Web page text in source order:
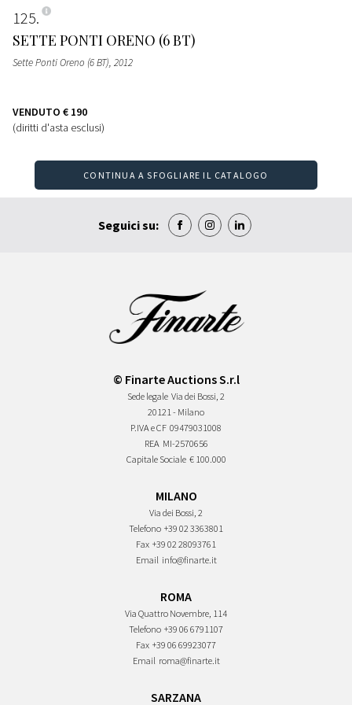
125
SETTE PONTI ORENO (6 BT)
Sette Ponti Oreno (6 BT), 2012
VENDUTO € 190
(diritti d'asta esclusi)
CONTINUA A SFOGLIARE IL CATALOGO
Seguici su:
© Finarte Auctions S.r.l
Sede legale Via dei Bossi, 2
20121 - Milano
P.IVA e CF 09479031008
REA MI-2570656
Capitale Sociale € 100.000
MILANO
Via dei Bossi, 2
Telefono +39 02 3363801
Fax +39 02 28093761
Email info@finarte.it
ROMA
Via Quattro Novembre, 114
Telefono +39 06 6791107
Fax +39 06 69923077
Email roma@finarte.it
SARZANA